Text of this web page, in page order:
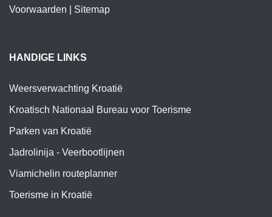
Voorwaarden
Sitemap
HANDIGE LINKS
Weersverwachting Kroatië
Kroatisch Nationaal Bureau voor Toerisme
Parken van Kroatië
Jadrolinija - Veerbootlijnen
Viamichelin routeplanner
Toerisme in Kroatië